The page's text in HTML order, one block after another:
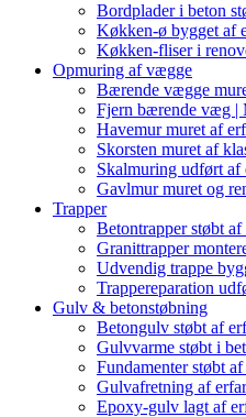
Bordplader i beton
Køkken-ø bygget af
Køkken-fliser i
Opmuring af vægge
Bærende vægge
Fjern bærende væg |
Havemur muret af
Skorsten muret af
Skalmuring udført af
Gavlmur muret og
Trapper
Betontrapper støbt
Granittrapper
Udvendig trappe
Trappereparation
Gulv & betonstøbning
Betongulv støbt af
Gulvvarme støbt i
Fundamenter støbt
Gulvafretning af
Epoxy-gulv lagt af